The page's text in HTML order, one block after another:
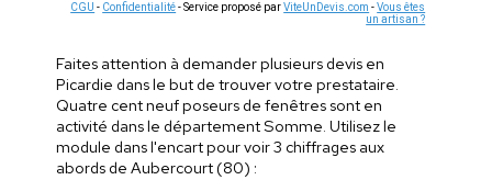
CGU - Confidentialité- Service proposé parViteUnDevis.com -Vous êtes
un artisan ?
Faites attention à demander plusieurs devis en
Picardie dans le but de trouver votre prestataire.
Quatre cent neuf poseurs de fenêtres sont en
activité dans le département Somme. Utilisez le
module dans l'encart pour voir 3 chiffrages aux
abords de Aubercourt (80) :